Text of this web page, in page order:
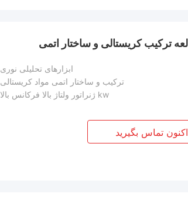
ابزارهای تحلیلی نوری
ترکیب و ساختار اتمی مواد کریستالی
kw ژنراتور ولتاژ بالا فرکانس بالا
اکنون تماس بگیرید